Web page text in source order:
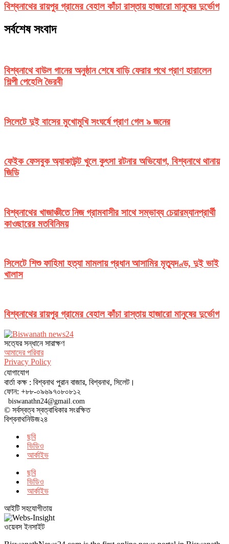
বিশ্বনাথের রায়পুর গ্রামের বেহাল কাঁচা রাস্তায় হাজারো মানুষের দুর্ভোগ
সর্বশেষ সংবাদ
বিশ্বনাথে বাউল গানের অনুষ্ঠান শেষে বাড়ি ফেরার পথে প্রাণ হারালেন
শিল্পী পেহেলি ভৈরবী
সিলেটে দুই বাসের মুখোমুখি সংঘর্ষে প্রাণ গেল ৯ জনের
ফেইক ফেসবুক অ্যাকাউন্ট খুলে কুৎসা রটনার অভিযোগ, বিশ্বনাথে থানায়
জিডি
বিশ্বনাথের খাজাঞ্চীতে নিজ গ্রামবাসীর সাথে সম্ভাব্য চেয়ারম্যানপ্রার্থী
কাওছারের মতবিনিময়
সিলেটে শিশু ফাহিমা হত্যা মামলায় প্রধান আসামির মৃত্যুদণ্ড, দুই ভাই
খালাস
বিশ্বনাথের রায়পুর গ্রামের বেহাল কাঁচা রাস্তায় হাজারো মানুষের দুর্ভোগ
সত‌্যের সন্ধানে সারাক্ষণ
আমাদের পরিবার
Privacy Policy
যোগাযোগ
বার্তা কক্ষ : বিশ্বনাথ পুরান বাজার, বিশ্বনাথ, সিলেট।
ফোন: +৮৮-০৯৬৯৭০৮০৮১২
biswanathn24@gmail.com
© সর্বস্বত্ব স্বত্বাধিকার সংরক্ষিত
বিশ্বনাথনিউজ২৪
ছবি
ভিডিও
আর্কাইভ
ছবি
ভিডিও
আর্কাইভ
আইটি সহযোগীতায়
ওয়েবস ইনসাইট